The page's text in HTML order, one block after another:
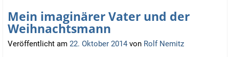
Mein imaginärer Vater und der
Weihnachtsmann
Veröffentlicht am 22. Oktober 2014 von Rolf Nemitz